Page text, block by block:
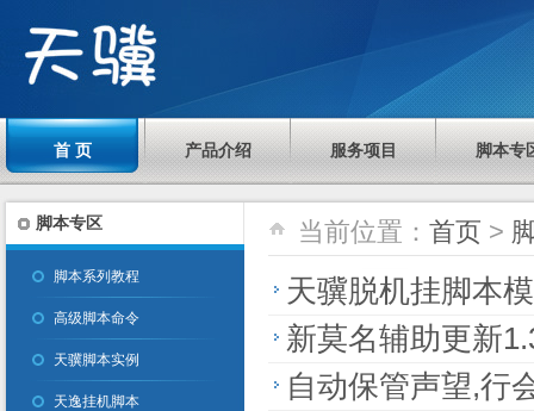
首 页 产品介绍 服务项目 脚本专
脚本专区
脚本系列教程
高级脚本命令
天骥脚本实例
天逸挂机脚本
当前位置： 首页 >
天骥脱机挂脚本
新莫名辅助更新
自动保管声望,行